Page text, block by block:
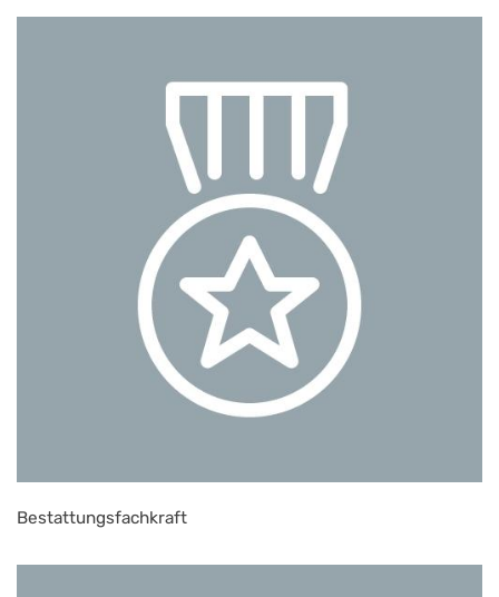
Bestattungsfachkraft